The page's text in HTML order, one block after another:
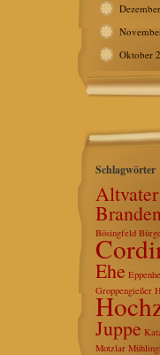
Oktober
Schlagwörter
Altvater
Bösingfeld
Ehe
Groppengießer
Juppe
Motzlar